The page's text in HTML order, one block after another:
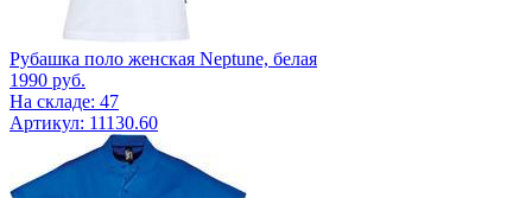
Рубашка поло женская Neptune, белая
1990 руб.
На складе: 47
Артикул: 11130.60